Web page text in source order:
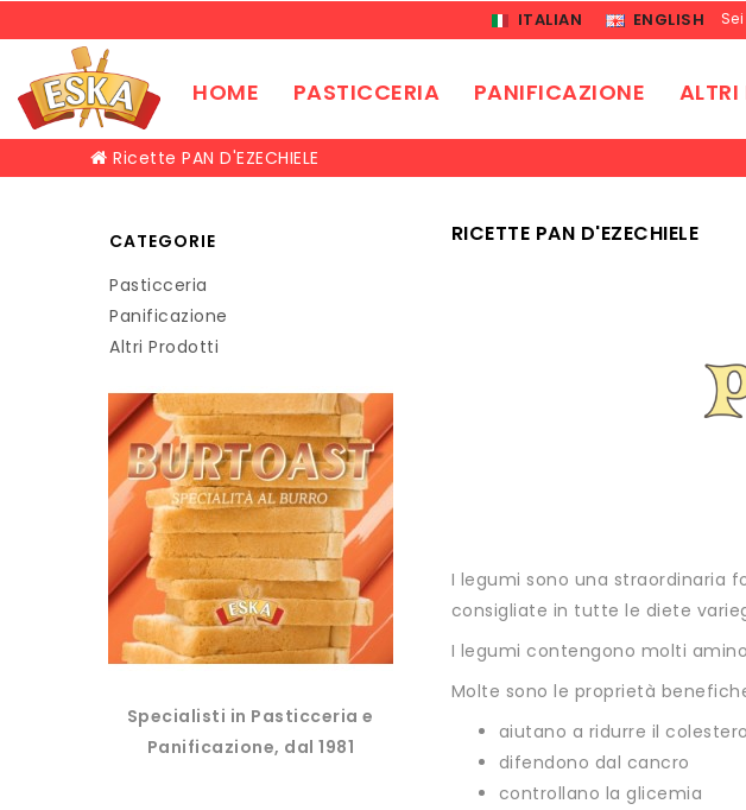
ITALIAN ENGLISH
HOME PASTICCERIA PANIFICAZIONE
Ricette PAN D'EZECHIELE
CATEGORIE
Pasticceria
Panificazione
Altri Prodotti
Specialisti in Pasticceria e
Panificazione, dal 1981
RICETTE PAN D'EZECHIELE
I legumi sono una straordinaria
consigliate in tutte le diete
I legumi contengono molti
Molte sono le proprietà
aiutano a ridurre il
difendono dal cancro
controllano la glicemia